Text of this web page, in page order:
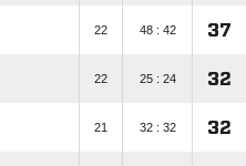
22 48 : 42 37
22 25 : 24 32
21 32 : 32 32